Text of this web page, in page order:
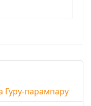
парампару